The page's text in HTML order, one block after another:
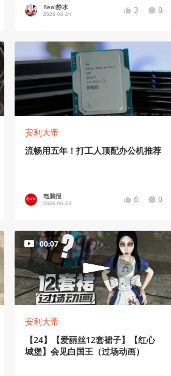
Real静水
2026-06-24 3 0
安利大帝
流畅用五年！打工人顶配办公机推荐
电脑报
2026-06-24 6 0
00:07
安利大帝
【24】【爱丽丝12套裙子】【红心
城堡】会见白国王（过场动画）